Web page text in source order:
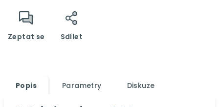
Zeptat se Sdílet
Popis Parametry Diskuze